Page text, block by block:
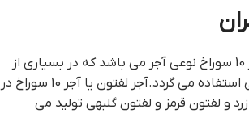
آجر لفتون تهران یا آجر 10 سوراخ نوعی آجر می باشد که در بسیاری از
شهرها برای دیوار چینی استفاده می گردد.آجر لفتون یا آجر 10 سوراخ در
و لفتون قرمز و لفتون گلبهی تولید می